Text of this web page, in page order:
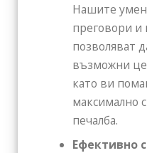
Нашите
преговори и
позволяват
възможни
като ви
максимално
печалба.
Ефективно